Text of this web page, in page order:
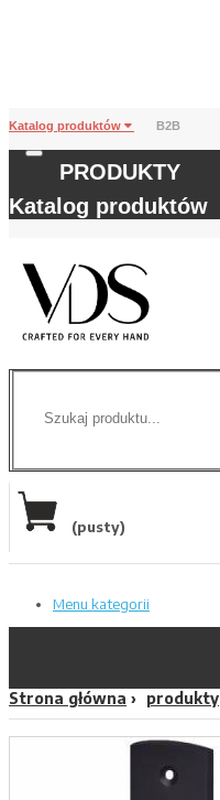
Katalog produktów B2B
PRODUKTY
Katalog produktów
(pusty)
Menu kategorii
Strona główna produkty